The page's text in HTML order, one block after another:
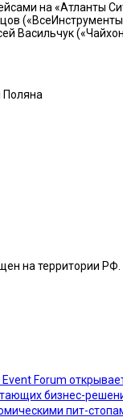
на «Атланты
Васильчук
Поляна
на территории РФ.
Forum
бизнес-
пит-